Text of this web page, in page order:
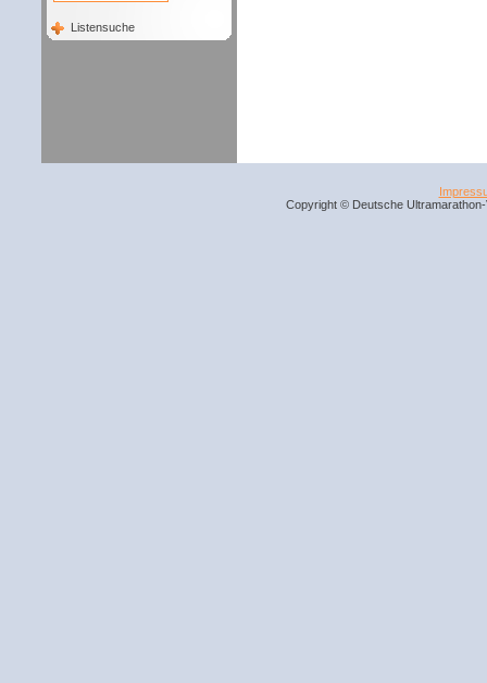
Listensuche
Copyright © Deutsche